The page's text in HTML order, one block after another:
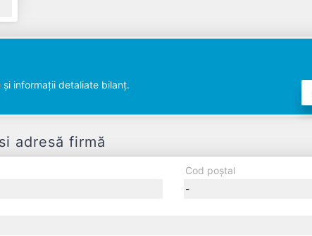
informații detaliate bilanț.
adresă firmă
Cod poștal
-